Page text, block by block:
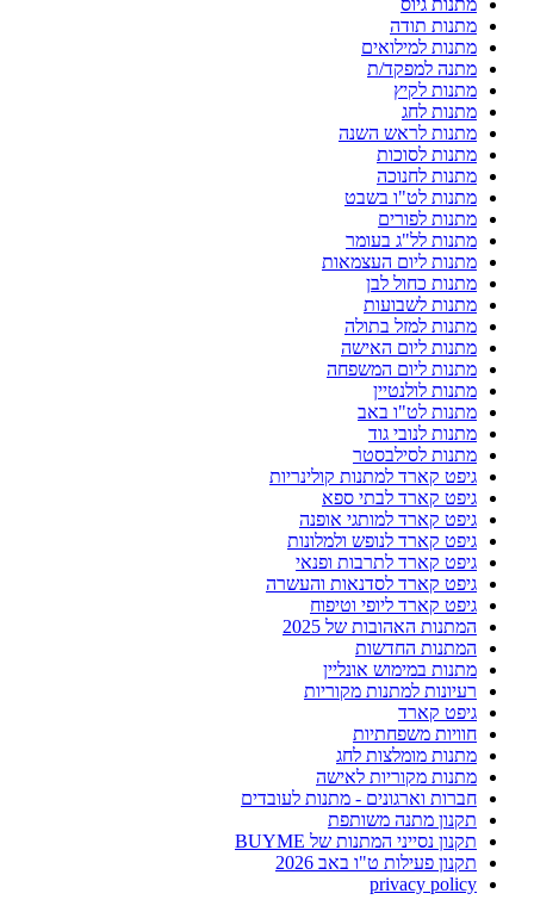
מתנות גיוס
מתנות תודה
מתנות למילואים
מתנה למפקד/ת
מתנות לקיץ
מתנות לחג
מתנות לראש השנה
מתנות לסוכות
מתנות לחנוכה
מתנות לט"ו בשבט
מתנות לפורים
מתנות לל"ג בעומר
מתנות ליום העצמאות
מתנות כחול לבן
מתנות לשבועות
מתנות למזל בתולה
מתנות ליום האישה
מתנות ליום המשפחה
מתנות לולנטיין
מתנות לט"ו באב
מתנות לנובי גוד
מתנות לסילבסטר
גיפט קארד למתנות קולינריות
גיפט קארד לבתי ספא
גיפט קארד למותגי אופנה
גיפט קארד לנופש ולמלונות
גיפט קארד לתרבות ופנאי
גיפט קארד לסדנאות והעשרה
גיפט קארד ליופי וטיפוח
המתנות האהובות של 2025
המתנות החדשות
מתנות במימוש אונליין
רעיונות למתנות מקוריות
גיפט קארד
חוויות משפחתיות
מתנות מומלצות לחג
מתנות מקוריות לאישה
חברות וארגונים - מתנות לעובדים
תקנון מתנה משותפת
תקנון נסייני המתנות של BUYME
תקנון פעילות ט"ו באב 2026
privacy policy